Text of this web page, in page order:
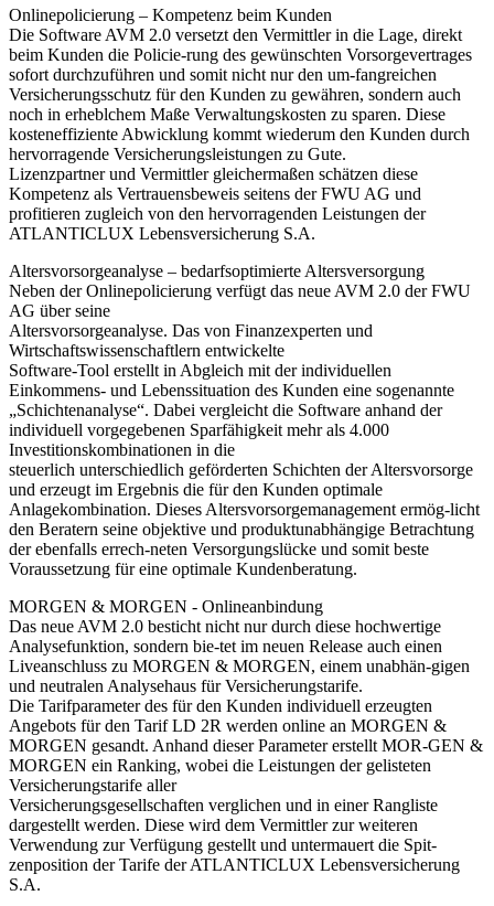
Onlinepolicierung – Kompetenz beim Kunden
Die Software AVM 2.0 versetzt den Vermittler in die Lage, direkt
beim Kunden die Policie-rung des gewünschten Vorsorgevertrages
sofort durchzuführen und somit nicht nur den um-fangreichen
Versicherungsschutz für den Kunden zu gewähren, sondern auch
noch in erheblchem Maße Verwaltungskosten zu sparen. Diese
kosteneffiziente Abwicklung kommt wiederum den Kunden durch
hervorragende Versicherungsleistungen zu Gute.
Lizenzpartner und Vermittler gleichermaßen schätzen diese
Kompetenz als Vertrauensbeweis seitens der FWU AG und
profitieren zugleich von den hervorragenden Leistungen der
ATLANTICLUX Lebensversicherung S.A.
Altersvorsorgeanalyse – bedarfsoptimierte Altersversorgung
Neben der Onlinepolicierung verfügt das neue AVM 2.0 der FWU
AG über seine
Altersvorsorgeanalyse. Das von Finanzexperten und
Wirtschaftswissenschaftlern entwickelte
Software-Tool erstellt in Abgleich mit der individuellen
Einkommens- und Lebenssituation des Kunden eine sogenannte
„Schichtenanalyse“. Dabei vergleicht die Software anhand der
individuell vorgegebenen Sparfähigkeit mehr als 4.000
Investitionskombinationen in die
steuerlich unterschiedlich geförderten Schichten der Altersvorsorge
und erzeugt im Ergebnis die für den Kunden optimale
Anlagekombination. Dieses Altersvorsorgemanagement ermög-licht
den Beratern seine objektive und produktunabhängige Betrachtung
der ebenfalls errech-neten Versorgungslücke und somit beste
Voraussetzung für eine optimale Kundenberatung.
MORGEN & MORGEN - Onlineanbindung
Das neue AVM 2.0 besticht nicht nur durch diese hochwertige
Analysefunktion, sondern bie-tet im neuen Release auch einen
Liveanschluss zu MORGEN & MORGEN, einem unabhän-gigen
und neutralen Analysehaus für Versicherungstarife.
Die Tarifparameter des für den Kunden individuell erzeugten
Angebots für den Tarif LD 2R werden online an MORGEN &
MORGEN gesandt. Anhand dieser Parameter erstellt MOR-GEN &
MORGEN ein Ranking, wobei die Leistungen der gelisteten
Versicherungstarife aller
Versicherungsgesellschaften verglichen und in einer Rangliste
dargestellt werden. Diese wird dem Vermittler zur weiteren
Verwendung zur Verfügung gestellt und untermauert die Spit-
zenposition der Tarife der ATLANTICLUX Lebensversicherung
S.A.